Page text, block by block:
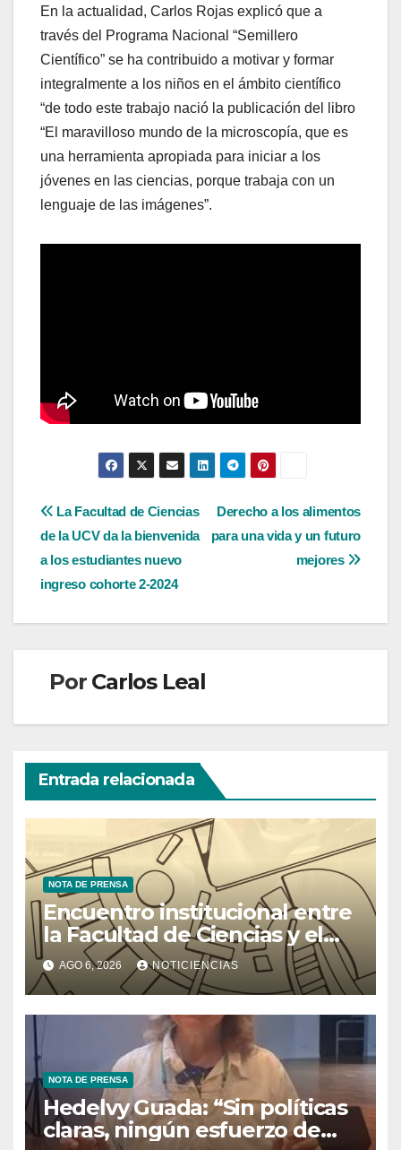
En la actualidad, Carlos Rojas explicó que a
través del Programa Nacional “Semillero
Científico” se ha contribuido a motivar y formar
integralmente a los niños en el ámbito científico
“de todo este trabajo nació la publicación del libro
“El maravilloso mundo de la microscopía, que es
una herramienta apropiada para iniciar a los
jóvenes en las ciencias, porque trabaja con un
lenguaje de las imágenes”.
Navegación
de
entradas
Derecho a los alimentos
para una vida y un futuro
mejores
La Facultad de Ciencias
de la UCV da la bienvenida
a los estudiantes nuevo
ingreso cohorte 2-2024
Por Carlos Leal
Entrada relacionada
NOTA DE PRENSA
Encuentro institucional entre
la Facultad de Ciencias y el
Ministerio de Ciencia y
Tecnología
AGO 6, 2026 NOTICIENCIAS
NOTA DE PRENSA
Hedelvy Guada: “Sin políticas
claras, ningún esfuerzo de